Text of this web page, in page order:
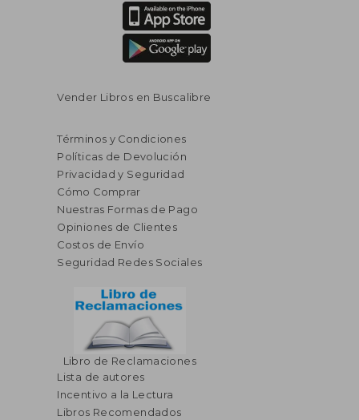
Vender Libros en Buscalibre
Términos y Condiciones
Políticas de Devolución
Privacidad y Seguridad
Cómo Comprar
Nuestras Formas de Pago
Opiniones de Clientes
Costos de Envío
Seguridad Redes Sociales
Libro de Reclamaciones
Lista de autores
Incentivo a la Lectura
Libros Recomendados